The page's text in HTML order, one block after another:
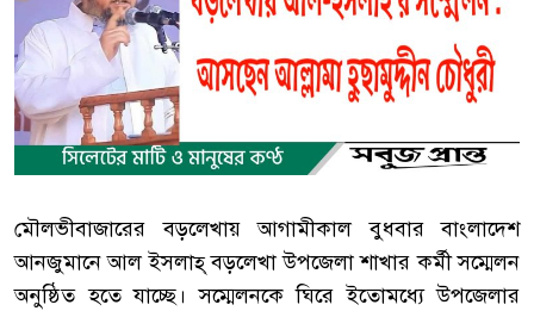
মৌলভীবাজারের বড়লেখায় আগামীকাল বুধবার বাংলাদেশ
আনজুমানে আল ইসলাহ্ বড়লেখা উপজেলা শাখার কর্মী সম্মেলন
অনুষ্ঠিত হতে যাচ্ছে। সম্মেলনকে ঘিরে ইতোমধ্যে উপজেলার